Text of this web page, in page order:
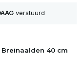
verstuurd
Breinaalden 40 cm